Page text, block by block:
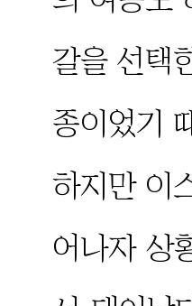
갈을 선택
종이었기
하지만 이
어나자 상